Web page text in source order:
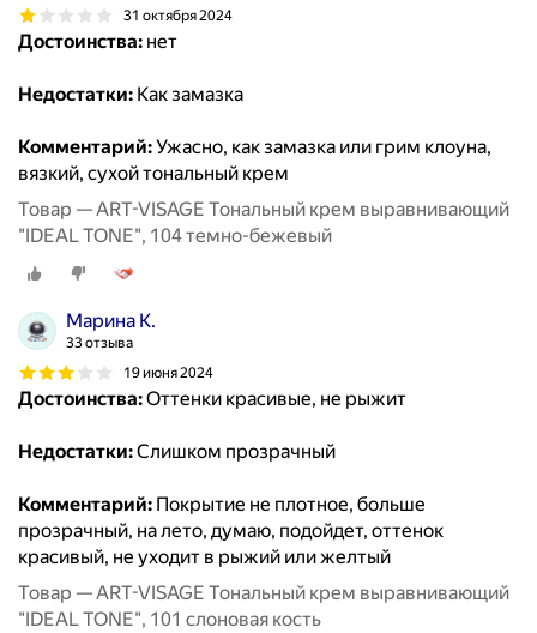
31 октября 2024
Достоинства: нет
Недостатки: Как замазка
Комментарий:Ужасно, как замазка или грим клоуна,
вязкий, сухой тональный крем
Товар — ART-VISAGE Тональный крем выравнивающий
"IDEAL TONE", 104 темно-бежевый
Марина К.
33 отзыва
19 июня 2024
Достоинства:Оттенки красивые, не рыжит
Недостатки:Слишком прозрачный
Комментарий: Покрытие не плотное, больше
прозрачный, на лето, думаю, подойдет, оттенок
красивый, не уходит в рыжий или желтый
Товар — ART-VISAGE Тональный крем выравнивающий
"IDEAL TONE", 101 слоновая кость